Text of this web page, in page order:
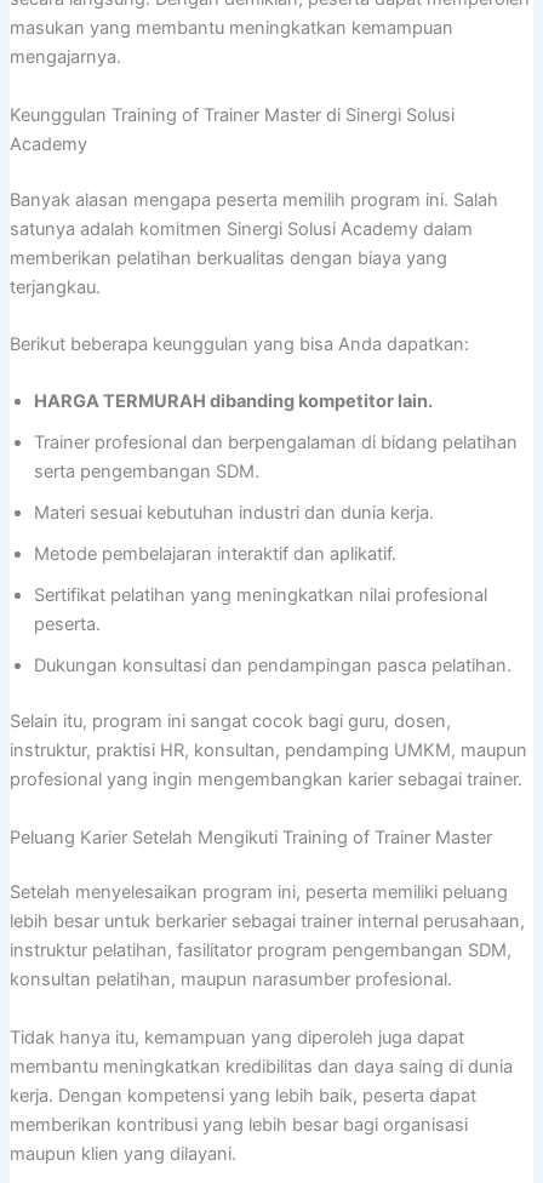
masukan yang membantu meningkatkan kemampuan
mengajarnya.
Keunggulan Training of Trainer Master di Sinergi Solusi
Academy
Banyak alasan mengapa peserta memilih program ini. Salah
satunya adalah komitmen Sinergi Solusi Academy dalam
memberikan pelatihan berkualitas dengan biaya yang
terjangkau.
Berikut beberapa keunggulan yang bisa Anda dapatkan:
HARGA TERMURAH dibanding kompetitor lain.
Trainer profesional dan berpengalaman di bidang pelatihan
serta pengembangan SDM.
Materi sesuai kebutuhan industri dan dunia kerja.
Metode pembelajaran interaktif dan aplikatif.
Sertifikat pelatihan yang meningkatkan nilai profesional
peserta.
Dukungan konsultasi dan pendampingan pasca pelatihan.
Selain itu, program ini sangat cocok bagi guru, dosen,
instruktur, praktisi HR, konsultan, pendamping UMKM, maupun
profesional yang ingin mengembangkan karier sebagai trainer.
Peluang Karier Setelah Mengikuti Training of Trainer Master
Setelah menyelesaikan program ini, peserta memiliki peluang
lebih besar untuk berkarier sebagai trainer internal perusahaan,
instruktur pelatihan, fasilitator program pengembangan SDM,
konsultan pelatihan, maupun narasumber profesional.
Tidak hanya itu, kemampuan yang diperoleh juga dapat
membantu meningkatkan kredibilitas dan daya saing di dunia
kerja. Dengan kompetensi yang lebih baik, peserta dapat
memberikan kontribusi yang lebih besar bagi organisasi
maupun klien yang dilayani.